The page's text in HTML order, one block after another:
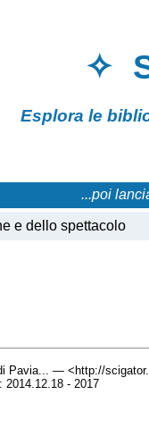
✧
Esplora le
↓ ...poi
dello spettacolo
Pavia... — <http://
2014.12.18 - 2017